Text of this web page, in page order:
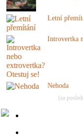
Letní
Introvertka
Nehoda
(za